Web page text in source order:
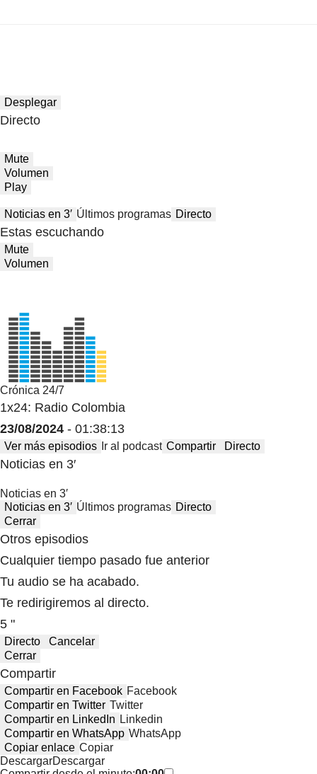
Desplegar
Directo
Mute
Volumen
Play
Noticias en 3′ Últimos programas Directo
Estas escuchando
Mute
Volumen
Crónica 24/7
1x24: Radio Colombia
23/08/2024 - 01:38:13
Ver más episodios Ir al podcast Compartir Directo
Noticias en 3′
Noticias en 3′
Noticias en 3′ Últimos programas Directo
Cerrar
Otros episodios
Cualquier tiempo pasado fue anterior
Tu audio se ha acabado.
Te redirigiremos al directo.
5 "
Directo
Cancelar
Cerrar
Compartir
Compartir en Facebook Facebook
Compartir en Twitter Twitter
Compartir en LinkedIn Linkedin
Compartir en WhatsApp WhatsApp
Copiar enlace Copiar
DescargarDescargar